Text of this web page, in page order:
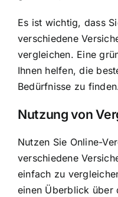
Es ist wichtig, dass
verschiedene
vergleichen. Eine
Ihnen helfen, die
Bedürfnisse zu
Nutzung von
Nutzen Sie Online-
verschiedene
einfach zu
einen Überblick über